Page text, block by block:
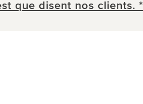
que disent nos clients. *